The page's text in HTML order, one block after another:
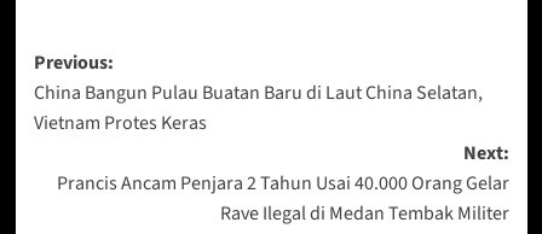
Post
navigation
Previous:
China Bangun Pulau Buatan Baru di Laut China Selatan,
Vietnam Protes Keras
Next:
Prancis Ancam Penjara 2 Tahun Usai 40.000 Orang Gelar
Rave Ilegal di Medan Tembak Militer